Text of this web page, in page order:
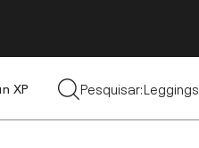
XP
Pesquisar:
Tops
Leggings